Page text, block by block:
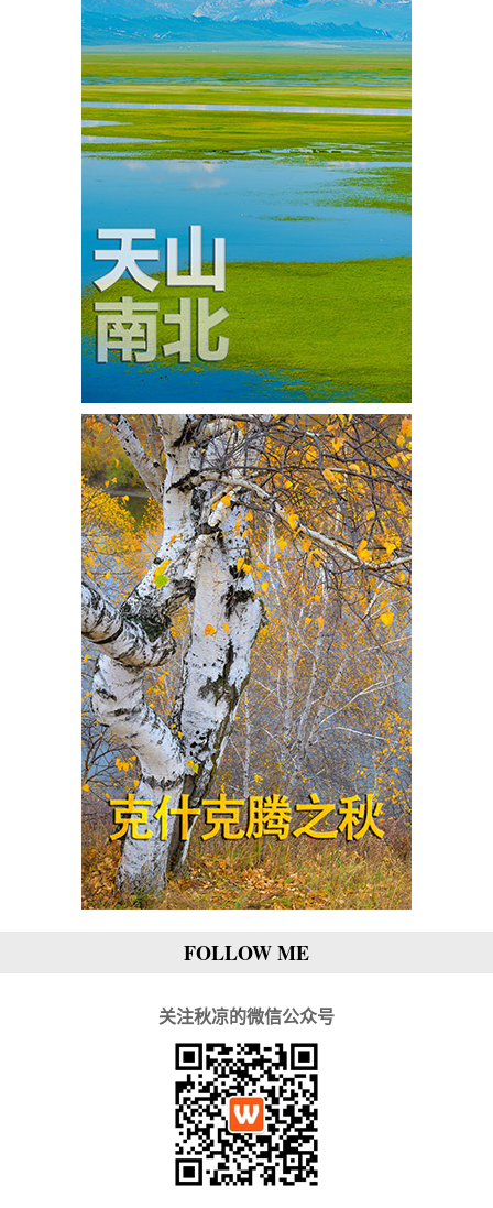
FOLLOW ME
关注秋凉的微信公众号